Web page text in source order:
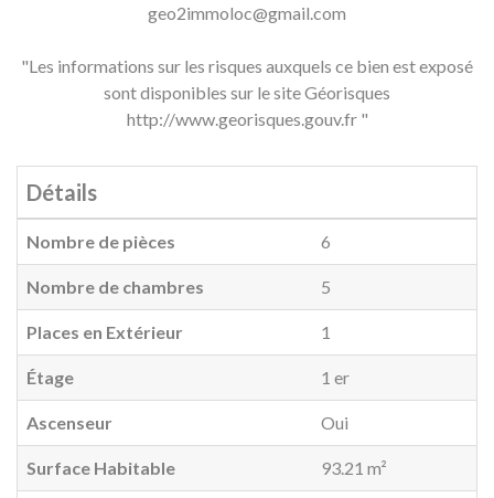
geo2immoloc@gmail.com
"Les informations sur les risques auxquels ce bien est exposé
sont disponibles sur le site Géorisques
http://www.georisques.gouv.fr "
Détails
Nombre de pièces 6
Nombre de chambres 5
Places en Extérieur 1
Étage 1 er
Ascenseur Oui
Surface Habitable 93.21 m²